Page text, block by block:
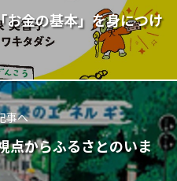
お金の基本」を身につけ
事へ
点からふるさとのいま